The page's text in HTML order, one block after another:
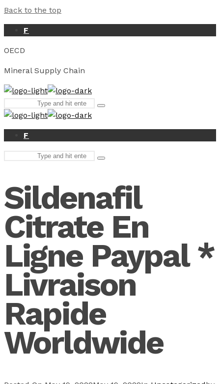
Back to the top
F
OECD
Mineral Supply Chain
for:
Type
enter
F
Type
Sildenafil
Citrate En
Ligne Paypal *
Livraison
Rapide
Worldwide